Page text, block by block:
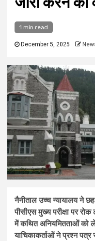
1 min read
December 5, 2025
नैनीताल उच्च न्यायालय ने
पीसीएस मुख्य परीक्षा पर
में कथित अनियमितताओं को
याचिकाकर्ताओं ने प्रश्न